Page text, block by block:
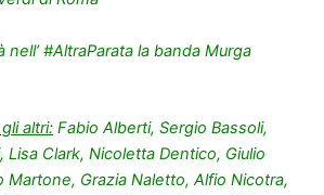
#AltraParata la banda Murga
altri: Fabio Alberti, Sergio Bassoli,
Lisa Clark, Nicoletta Dentico, Giulio
Martone, Grazia Naletto, Alfio Nicotra,